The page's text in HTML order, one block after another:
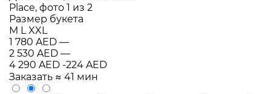
Размер букета
M LXXL
1 780 AED —
2 530 AED —
4 290 AED -224 AED
Заказать ≈ 41 мин